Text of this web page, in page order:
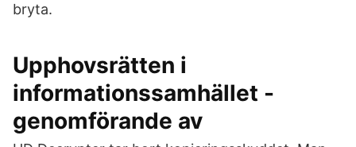
bryta.
Upphovsrätten i
informationssamhället -
genomförande av